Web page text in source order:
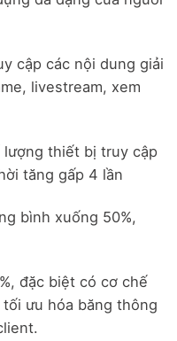
cập các nội dung giải
livestream, xem
thiết bị truy cập
tăng gấp 4 lần
bình xuống 50%,
đặc biệt có cơ chế
ưu hóa băng thông